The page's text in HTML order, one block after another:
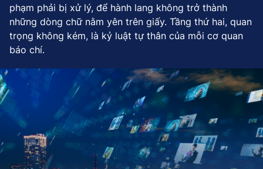
phạm phải bị xử lý, để hành lang không trở thành
những dòng chữ nằm yên trên giấy. Tầng thứ hai, quan
trọng không kém, là kỷ luật tự thân của mỗi cơ quan
báo chí.